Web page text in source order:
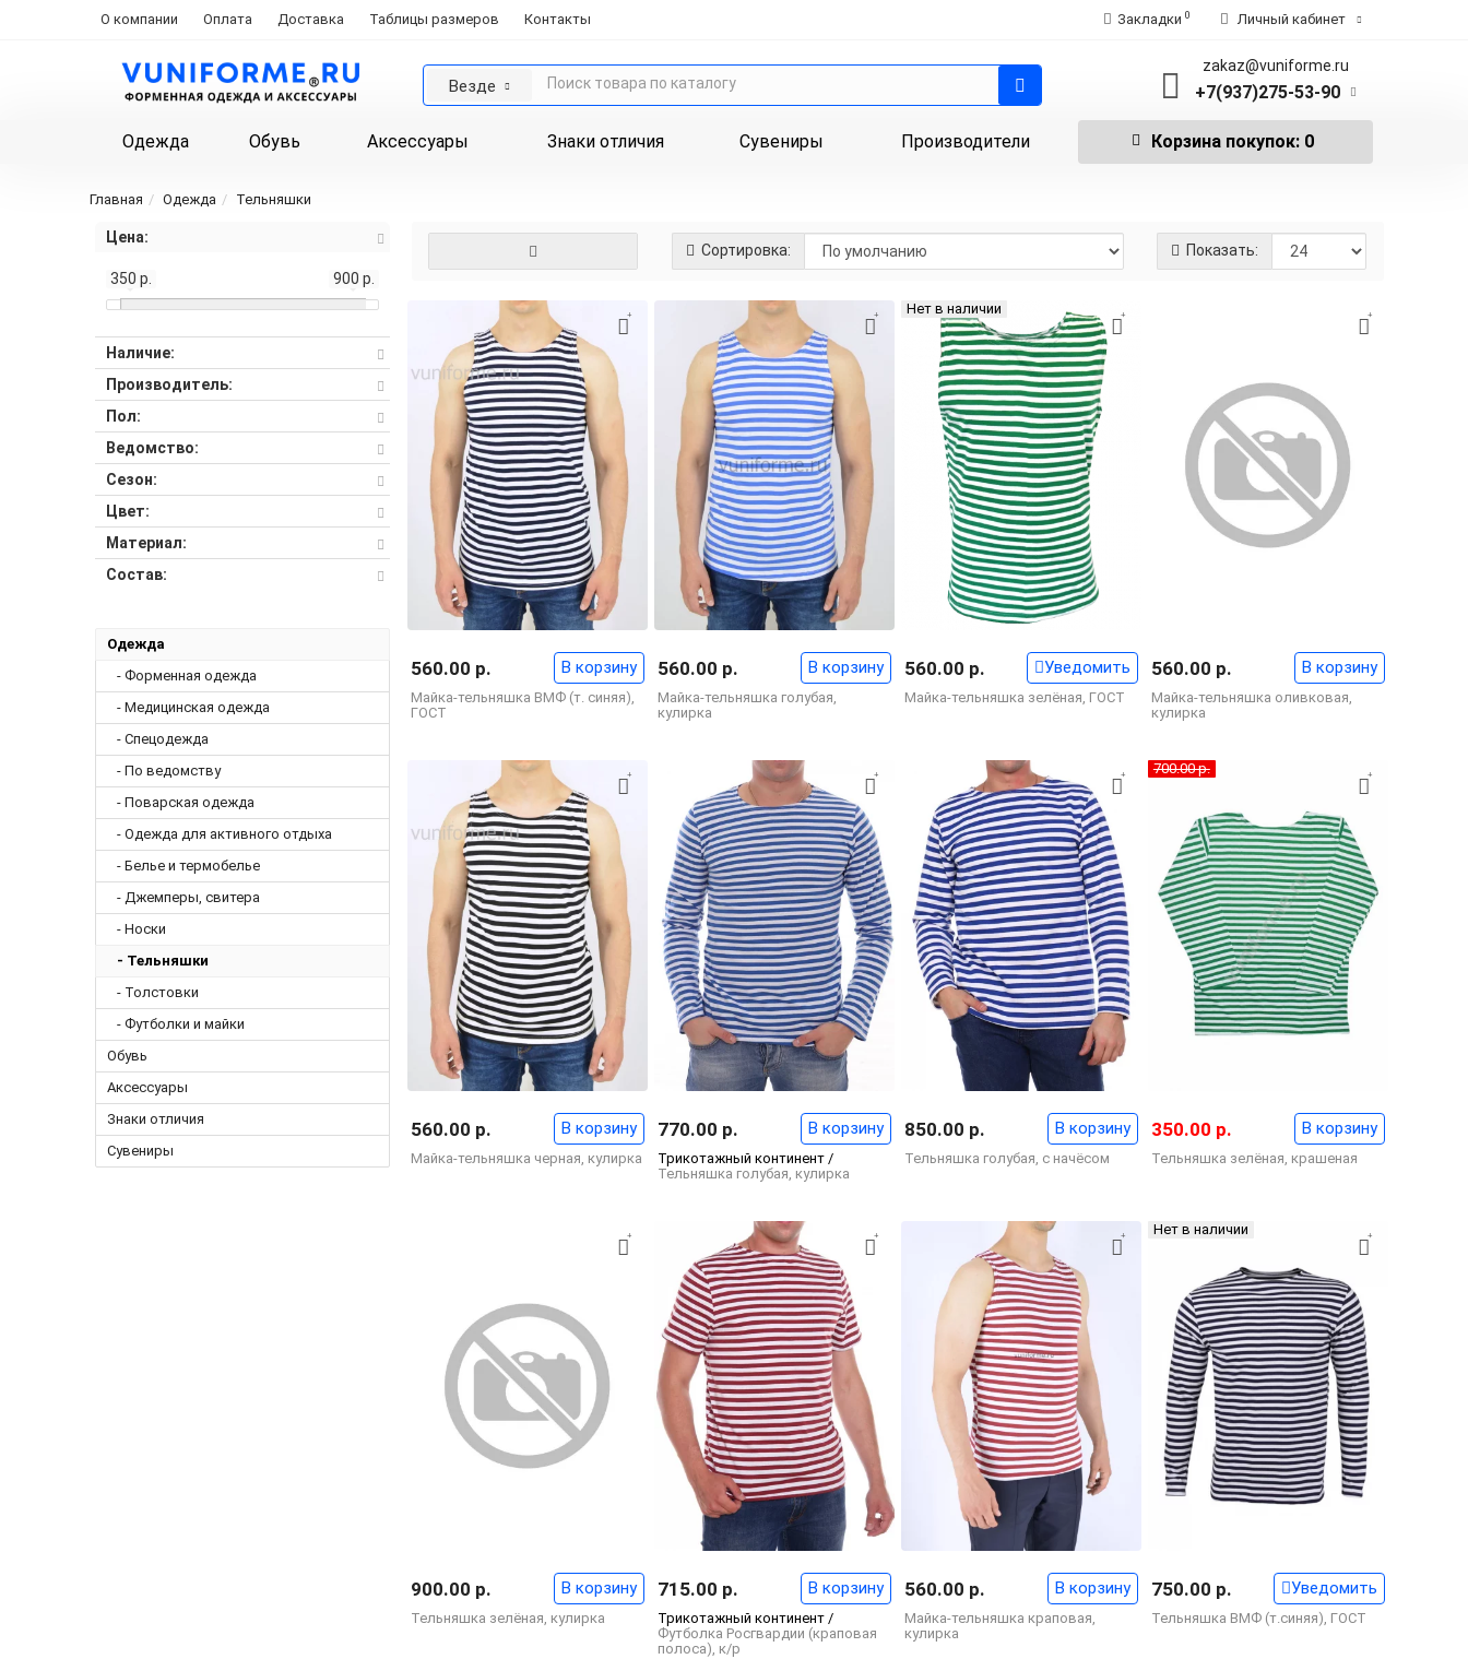
О компании Оплата Доставка Таблицы размеров Контакты Закладки 0 Личный кабинет
Везде
zakaz@vuniforme.ru
+7(937)275-53-90
Одежда Обувь Аксессуары Знаки отличия Сувениры Производители Корзина покупок: 0
Главная Одежда Тельняшки
Цена:
350 р. 900 р.
Наличие:
Производитель:
Пол:
Ведомство:
Сезон:
Цвет:
Материал:
Состав:
Одежда
- Форменная одежда
- Медицинская одежда
- Спецодежда
- По ведомству
- Поварская одежда
- Одежда для активного отдыха
- Белье и термобелье
- Джемперы, свитера
- Носки
- Тельняшки
- Толстовки
- Футболки и майки
Обувь
Аксессуары
Знаки отличия
Сувениры
Сортировка: Показать:
Майка-тельняшка ВМФ (т. синяя),
ГОСТ
560.00 р. В корзину
Майка-тельняшка голубая,
кулирка
560.00 р. В корзину
Нет в наличии
Майка-тельняшка зелёная, ГОСТ
560.00 р. Уведомить
Майка-тельняшка оливковая,
кулирка
560.00 р. В корзину
Майка-тельняшка черная, кулирка
560.00 р. В корзину
Трикотажный континент /
Тельняшка голубая, кулирка
770.00 р. В корзину
Тельняшка голубая, с начёсом
850.00 р. В корзину
700.00 р.
Тельняшка зелёная, крашеная
350.00 р. В корзину
Тельняшка зелёная, кулирка
900.00 р. В корзину
Трикотажный континент /
Футболка Росгвардии (краповая
полоса), к/р
715.00 р. В корзину
Майка-тельняшка краповая,
кулирка
560.00 р. В корзину
Нет в наличии
Тельняшка ВМФ (т.синяя), ГОСТ
750.00 р. Уведомить